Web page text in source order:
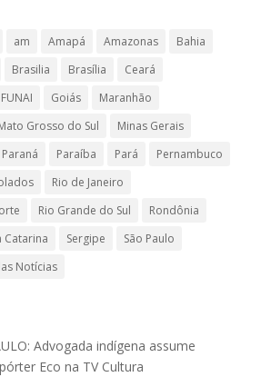
am Amapá Amazonas
Bahia
Brasilia Brasília
Ceará
FUNAI Goiás
Maranhão
Grosso do Sul
Minas Gerais
Paraná Paraíba Pará
Pernambuco
Rio de Janeiro
Rio Grande do Sul
Rondônia
Catarina Sergipe
São Paulo
Notícias
Advogada indígena assume
Eco na TV Cultura